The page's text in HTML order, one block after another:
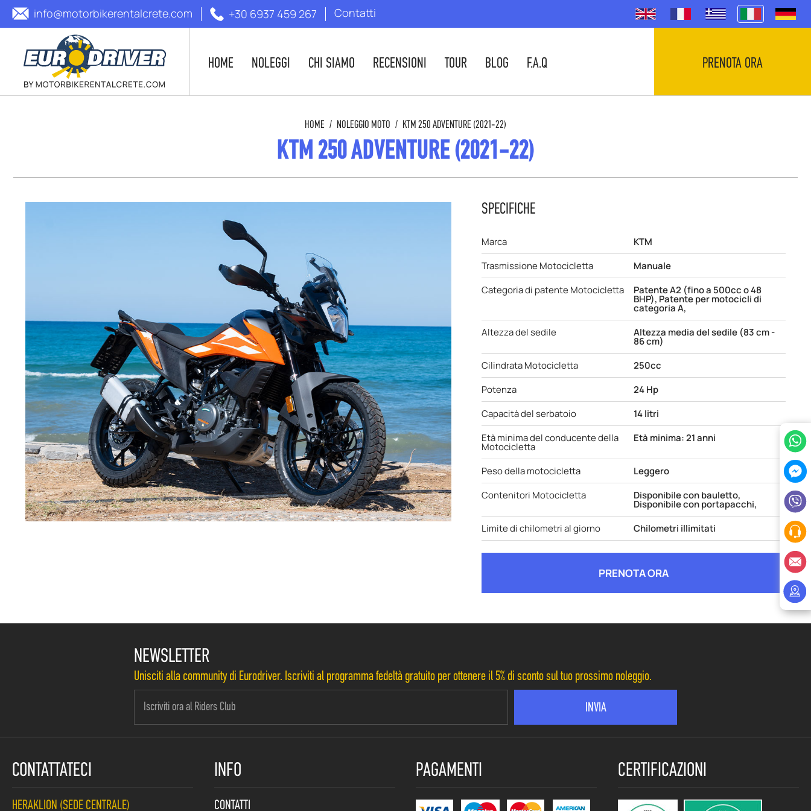
info@motorbikerentalcrete.com +30 6937 459 267 Contatti
HOME NOLEGGI CHI SIAMO RECENSIONI TOUR BLOG F.A.Q PRENOTA ORA
HOME / NOLEGGIO MOTO / KTM 250 ADVENTURE (2021-22)
KTM 250 ADVENTURE (2021-22)
SPECIFICHE
Marca
KTM
Trasmissione Motocicletta
Manuale
Categoria di patente Motocicletta
Patente A2 (fino a 500cc o 48
BHP), Patente per motocicli di
categoria A,
Altezza del sedile
Altezza media del sedile (83 cm -
86 cm)
Cilindrata Motocicletta
250cc
Potenza
24 Hp
Capacità del serbatoio
14 litri
Età minima del conducente della
Motocicletta
Età minima: 21 anni
Peso della motocicletta
Leggero
Contenitori Motocicletta
Disponibile con bauletto,
Disponibile con portapacchi,
Limite di chilometri al giorno
Chilometri illimitati
PRENOTA ORA
NEWSLETTER
Unisciti alla community di Eurodriver. Iscriviti al programma fedeltà gratuito per ottenere il 5% di sconto sul tuo prossimo noleggio.
CONTATTATECI
HERAKLION (SEDE CENTRALE)
INFO
CONTATTI
PAGAMENTI CERTIFICAZIONI